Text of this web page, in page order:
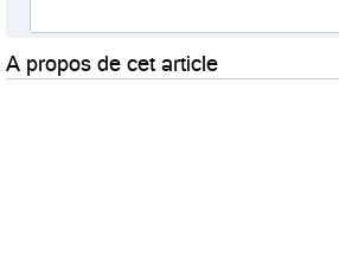
A propos de cet article